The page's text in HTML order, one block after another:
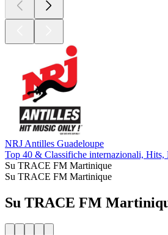
NRJ Antilles Guadeloupe
Top 40 & Classifiche internazionali, Hits,
Su TRACE FM Martinique
Su TRACE FM Martinique
Su TRACE FM